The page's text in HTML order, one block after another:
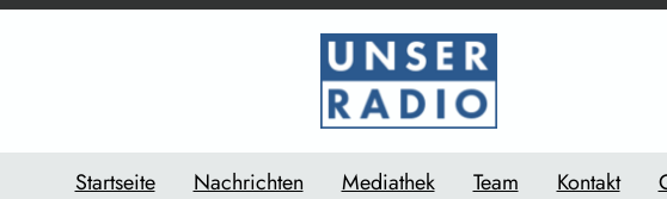
Startseite Nachrichten Mediathek Team Kontakt